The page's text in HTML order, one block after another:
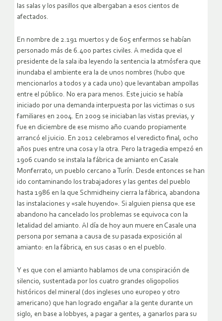
las salas y los pasillos que albergaban a esos cientos de
afectados.
En nombre de 2.191 muertos y de 605 enfermos se habían
personado más de 6.400 partes civiles. A medida que el
presidente de la sala iba leyendo la sentencia la atmósfera que
inundaba el ambiente era la de unos nombres (hubo que
mencionarlos a todos y a cada uno) que levantaban ampollas
entre el público. No era para menos. Este juicio se había
iniciado por una demanda interpuesta por las victimas o sus
familiares en 2004. En 2009 se iniciaban las vistas previas, y
fue en diciembre de ese mismo año cuando propiamente
arrancó el juicio. En 2012 celebramos el veredicto final, ocho
años pues entre una cosa y la otra. Pero la tragedia empezó en
1906 cuando se instala la fábrica de amianto en Casale
Monferrato, un pueblo cercano a Turín. Desde entonces se han
ido contaminando los trabajadores y las gentes del pueblo
hasta 1986 en la que Schmidheiny cierra la fábrica, abandona
las instalaciones y «sale huyendo». Si alguien piensa que ese
abandono ha cancelado los problemas se equivoca con la
letalidad del amianto. Al día de hoy aun muere en Casale una
persona por semana a causa de su pasada exposición al
amianto: en la fábrica, en sus casas o en el pueblo.
Y es que con el amianto hablamos de una conspiración de
silencio, sustentada por los cuatro grandes oligopolios
históricos del mineral (dos ingleses uno europeo y otro
americano) que han logrado engañar a la gente durante un
siglo, en base a lobbyes, a pagar a gentes, a ganarlos para su